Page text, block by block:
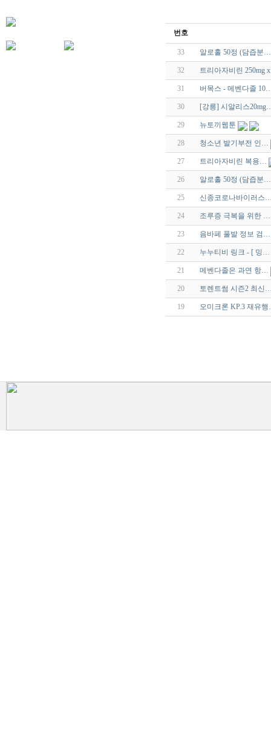
번호
33 알로홀 50정 (담즙분…
32 트리아자비린 250mg
31 버목스 - 메벤다졸
30 [강릉] 시알리스
29 뉴토끼웹툰
28 청소년 발기부전 인…
27 트리아자비린 복용…
26 알로홀 50정 (담즙분…
25 신종코로나바이러스
24 조루증 극복을 위한 …
23 음바페 풀발 정보 검…
22 누누티비 링크 - [ 밍…
21 메벤다졸은 과연 항…
20 토렌트썸 시즌2 최신
19 오미크론 KP.3 재유